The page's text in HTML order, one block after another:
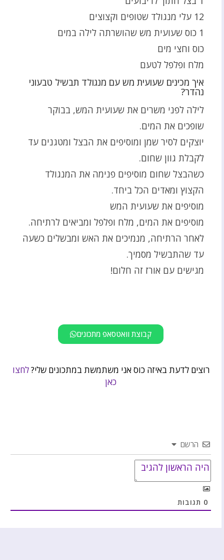
12 עלי מנגולד שטופים וקצוצים
1 כוס שעועית מש שהושרתה לילה במים
כוס וחצי מים
מלח ופלפל לטעם
איך מכינים שעועית מש עם מנגולד תבשיל טבעוני
נהדר?
לילה לפני משרים את שעועית המש, בבוקר
שופכים את המים.
יוצקים לסיר שמן ומוסיפים את הבצל ומטגנים עד
לקבלת גוון שחום.
כשהבצל שחום מוסיפים פנימה את המנגולד
הקצוץ ומאדים הכל ביחד.
מוסיפים את שעועית המש
מוסיפים את המים, מלח ופלפל ומביאים לרתיחה.
לאחר הרתיחה, מנמיכים את האש ומבשלים כשעה
עד שהתבשיל מסמיך.
מגישים עם אורז זה חלום!
קבוצת וואטסאפ מתכונים
רוצים לדעת באיזה כוס אני משתמשת במתכונים שלי?לחצו
כאן
הרשם
0 תגובות